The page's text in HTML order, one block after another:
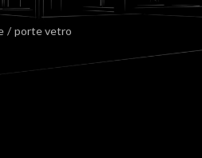
/ porte vetro